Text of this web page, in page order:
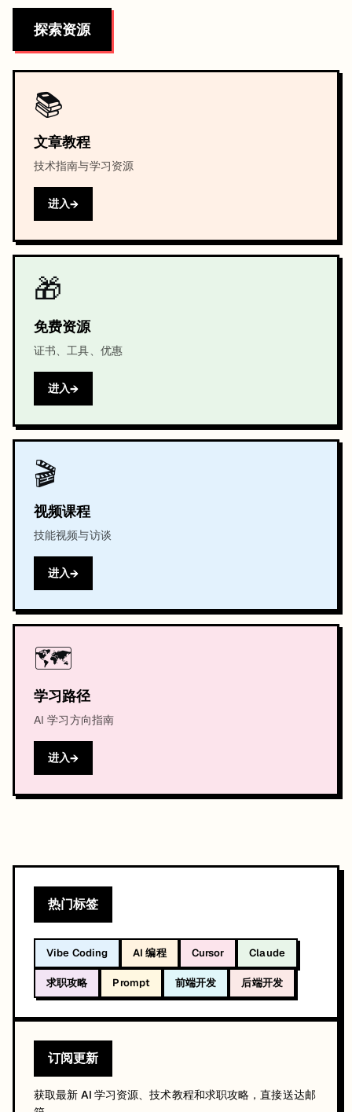
探索资源
📚
文章教程
技术指南与学习资源
进入
🎁
免费资源
证书、工具、优惠
进入
🎬
视频课程
技能视频与访谈
进入
🗺️
学习路径
AI 学习方向指南
进入
热门标签
Vibe Coding AI 编程 Cursor Claude
求职攻略 Prompt 前端开发 后端开发
订阅更新
获取最新 AI 学习资源、技术教程和求职攻略，直接送达邮